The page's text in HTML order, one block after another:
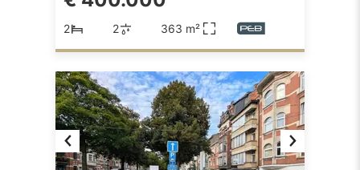
2 2 363 m²
Previous Next